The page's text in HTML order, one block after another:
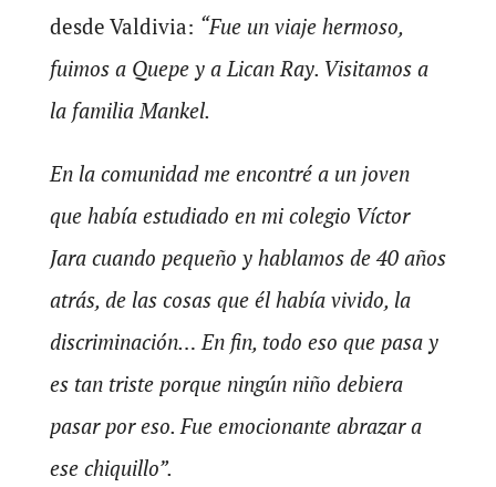
desde Valdivia: “Fue un viaje hermoso,
fuimos a Quepe y a Lican Ray. Visitamos a
la familia Mankel.
En la comunidad me encontré a un joven
que había estudiado en mi colegio Víctor
Jara cuando pequeño y hablamos de 40 años
atrás, de las cosas que él había vivido, la
discriminación… En fin, todo eso que pasa y
es tan triste porque ningún niño debiera
pasar por eso. Fue emocionante abrazar a
ese chiquillo”.